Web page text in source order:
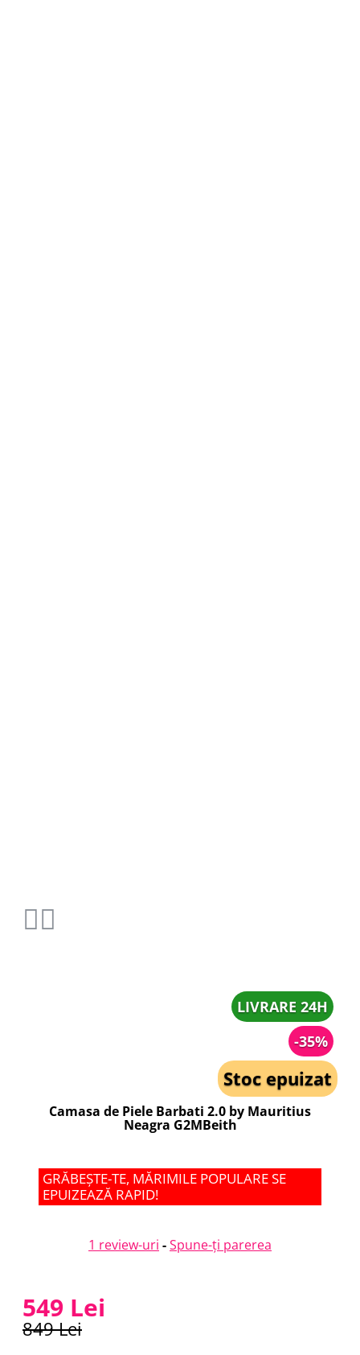
LIVRARE 24H
-35%
Stoc epuizat
Camasa de Piele Barbati 2.0 by Mauritius
Neagra G2MBeith
GRĂBEȘTE-TE, MĂRIMILE POPULARE SE
EPUIZEAZĂ RAPID!
1 review-uri -Spune-ţi parerea
549 Lei
849 Lei